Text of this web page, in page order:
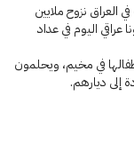
نزوح ملايين
عراقي اليوم في عداد
في مخيم، ويحلمون
إلى ديارهم.